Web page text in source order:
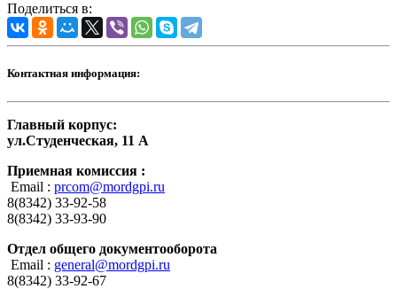
Поделиться в:
Контактная информация:
Главный корпус:
ул.Студенческая, 11 А
Приемная комиссия :
Email : prcom@mordgpi.ru
8(8342) 33-92-58
8(8342) 33-93-90
Отдел общего документооборота
Email : general@mordgpi.ru
8(8342) 33-92-67